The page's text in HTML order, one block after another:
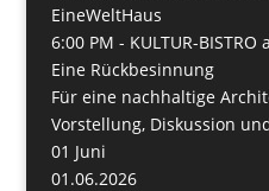
EineWeltHaus
6:00 PM - KULTUR-
Eine Rückbesinnung
Für eine nachhaltige
Vorstellung, Diskussion
01 Juni
01.06.2026